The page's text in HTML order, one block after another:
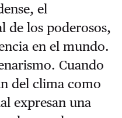
el
de los poderosos,
en el mundo.
Cuando
del clima como
expresan una